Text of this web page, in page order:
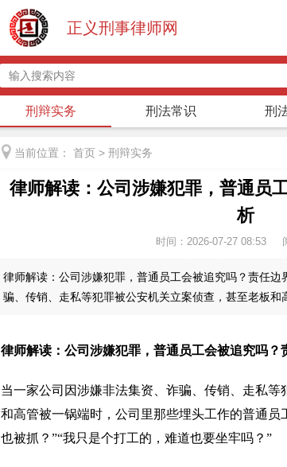
正义刑事律师网
刑辩实务 刑法常识 刑
当前位置： 首页 > 刑辩实务
律师解读：公司涉嫌犯罪，普通员
析
时间：2026-07-27 08:53
律师解读：公司涉嫌犯罪，普通员工会被追究吗？责任
骗、传销、走私等犯罪被公安机关立案侦查，甚至老板和
律师解读：公司涉嫌犯罪，普通员工会被追究吗？
当一家公司因涉嫌非法集资、诈骗、传销、走私
和高管被一锅端时，公司里那些埋头工作的普通员
也被抓？”“我只是个打工的，难道也要坐牢吗？”